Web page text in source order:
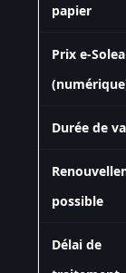
papier
Prix e-
Durée de
possible
Délai de